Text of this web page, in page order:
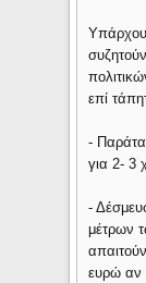
επί
-
για 2- 3
-
μέτρων
ευρώ αν